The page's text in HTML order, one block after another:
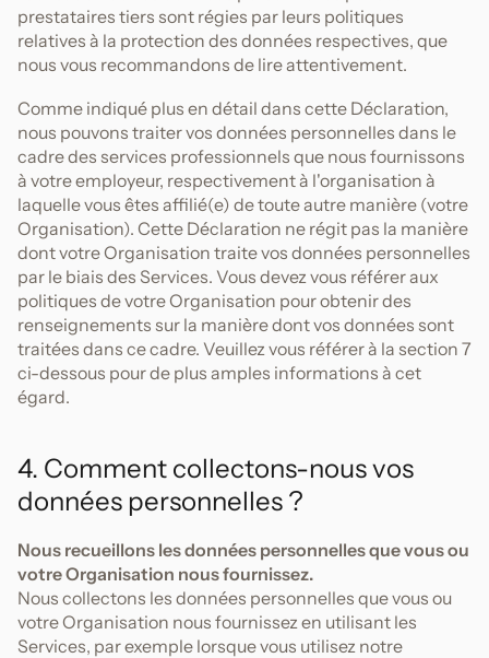
prestataires tiers sont régies par leurs politiques
relatives à la protection des données respectives, que
nous vous recommandons de lire attentivement.
Comme indiqué plus en détail dans cette Déclaration,
nous pouvons traiter vos données personnelles dans le
cadre des services professionnels que nous fournissons
à votre employeur, respectivement à l'organisation à
laquelle vous êtes affilié(e) de toute autre manière (votre
Organisation). Cette Déclaration ne régit pas la manière
dont votre Organisation traite vos données personnelles
par le biais des Services. Vous devez vous référer aux
politiques de votre Organisation pour obtenir des
renseignements sur la manière dont vos données sont
traitées dans ce cadre. Veuillez vous référer à la section 7
ci-dessous pour de plus amples informations à cet
égard.
4. Comment collectons-nous vos
données personnelles ?
Nous recueillons les données personnelles que vous ou
votre Organisation nous fournissez.
Nous collectons les données personnelles que vous ou
votre Organisation nous fournissez en utilisant les
Services, par exemple lorsque vous utilisez notre